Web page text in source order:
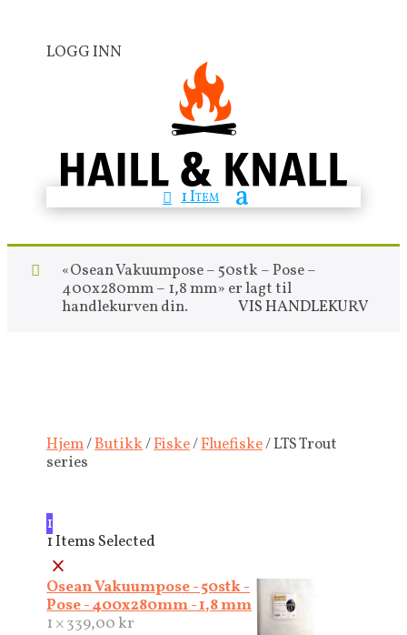
LOGG INN
1 Item
«Osean Vakuumpose – 50stk – Pose –
400x280mm – 1,8 mm» er lagt til
handlekurven din.
VIS HANDLEKURV
Hjem/Butikk/Fiske/Fluefiske/ LTS Trout
series
1
1Items Selected
×
Osean Vakuumpose - 50stk -
Pose - 400x280mm - 1,8 mm
1 ×339,00 kr